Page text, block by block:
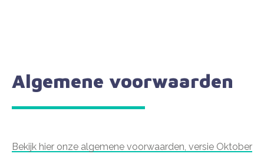
Algemene voorwaarden
Bekijk hier onze algemene voorwaarden, versie Oktober